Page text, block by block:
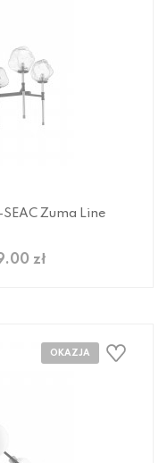
Zuma Line
zł